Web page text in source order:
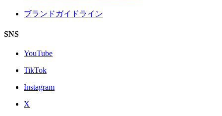
ブランドガイドライン
SNS
YouTube
TikTok
Instagram
X